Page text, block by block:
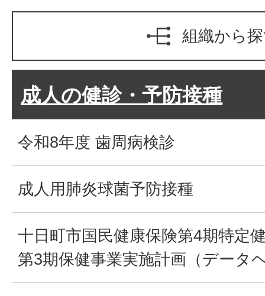
組織から
成人の健診・予防接種
令和8年度 歯周病検診
成人用肺炎球菌予防接種
十日町市国民健康保険第4期特定
第3期保健事業実施計画（データ